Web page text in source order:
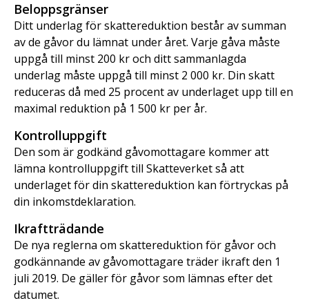
Beloppsgränser
Ditt underlag för skattereduktion består av summan
av de gåvor du lämnat under året. Varje gåva måste
uppgå till minst 200 kr och ditt sammanlagda
underlag måste uppgå till minst 2 000 kr. Din skatt
reduceras då med 25 procent av underlaget upp till en
maximal reduktion på 1 500 kr per år.
Kontrolluppgift
Den som är godkänd gåvomottagare kommer att
lämna kontrolluppgift till Skatteverket så att
underlaget för din skattereduktion kan förtryckas på
din inkomstdeklaration.
Ikraftträdande
De nya reglerna om skattereduktion för gåvor och
godkännande av gåvomottagare träder ikraft den 1
juli 2019. De gäller för gåvor som lämnas efter det
datumet.